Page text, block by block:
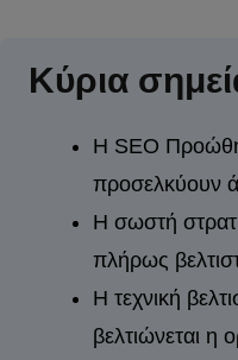
Κύρια
Η SEO
προσελκύουν
Η σωστή
πλήρως
Η τεχνική
βελτιώνεται η